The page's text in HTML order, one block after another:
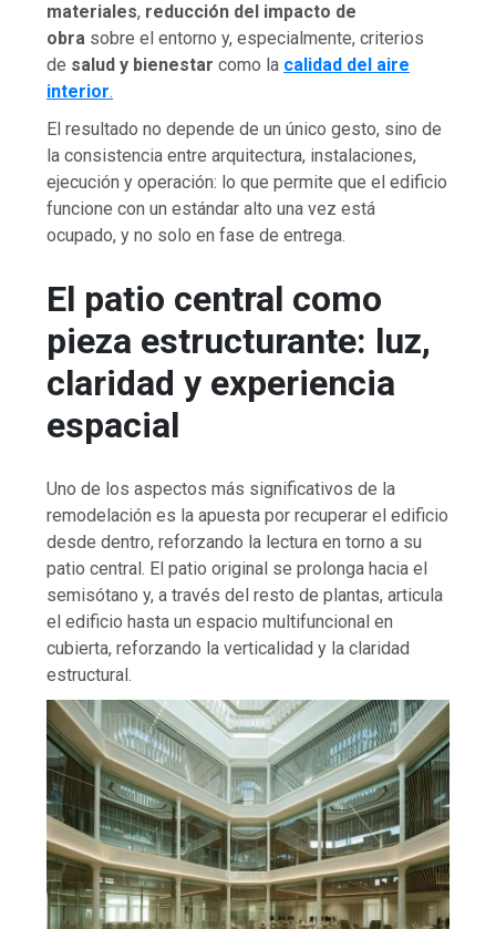
materiales, reducción del impacto de
obra sobre el entorno y, especialmente, criterios
de salud y bienestar como la calidad del aire
interior.
El resultado no depende de un único gesto, sino de
la consistencia entre arquitectura, instalaciones,
ejecución y operación: lo que permite que el edificio
funcione con un estándar alto una vez está
ocupado, y no solo en fase de entrega.
El patio central como
pieza estructurante: luz,
claridad y experiencia
espacial
Uno de los aspectos más significativos de la
remodelación es la apuesta por recuperar el edificio
desde dentro, reforzando la lectura en torno a su
patio central. El patio original se prolonga hacia el
semisótano y, a través del resto de plantas, articula
el edificio hasta un espacio multifuncional en
cubierta, reforzando la verticalidad y la claridad
estructural.